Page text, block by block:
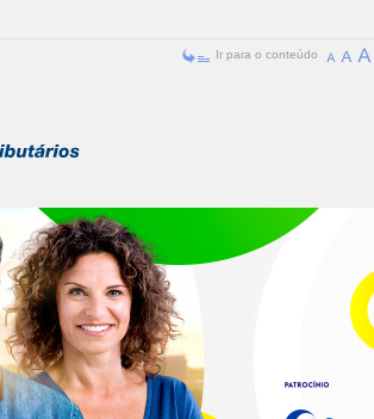
Ir para o conteúdo